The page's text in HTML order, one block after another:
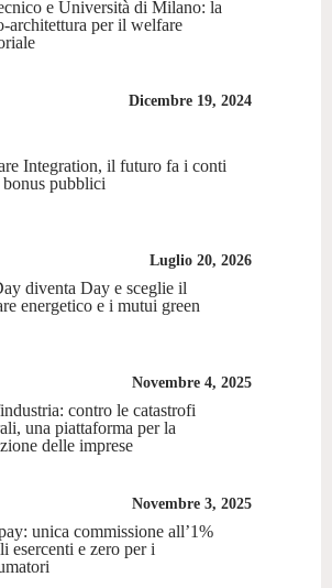
e Università di Milano: la
architettura per il welfare
Dicembre 19, 2024
Integration, il futuro fa i conti
pubblici
Luglio 20, 2026
diventa Day e sceglie il
energetico e i mutui green
Novembre 4, 2025
contro le catastrofi
una piattaforma per la
delle imprese
Novembre 3, 2025
unica commissione all’1%
esercenti e zero per i